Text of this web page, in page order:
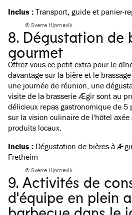
Inclus : Transport, guide et panier-
© Sverre Hjornevik
8. Dégustation de
gourmet
Offrez-vous ce petit extra pour le
davantage sur la bière et le
une journée de réunion, une
visite de la brasserie Ægir sont au
délicieux repas gastronomique de 5
sur la vision culinaire de l'hôtel
produits locaux.
Inclus : Dégustation de bières à
Fretheim
© Sverre Hjornevik
9. Activités de
d'équipe en plein